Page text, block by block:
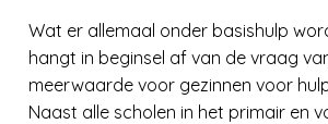
Wat er allemaal onder basishulp
hangt in beginsel af van de vraag
meerwaarde voor gezinnen voor
Naast alle scholen in het primair en